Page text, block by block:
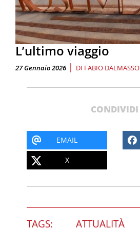
L’ultimo viaggio
27 Gennaio 2026 | DI FABIO DALMASSO
CONDIVIDI
EMAIL
X
TAGS: ATTUALITÀ